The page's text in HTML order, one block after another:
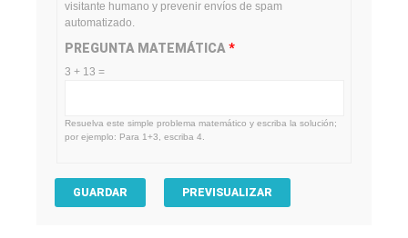
visitante humano y prevenir envíos de spam
automatizado.
PREGUNTA MATEMÁTICA *
3 + 13 =
Resuelva este simple problema matemático y escriba la solución;
por ejemplo: Para 1+3, escriba 4.